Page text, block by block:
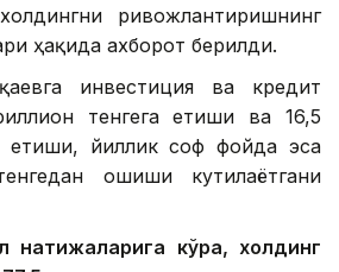
ривожлантиришнинг
ҳақида ахборот берилди.
инвестиция ва кредит
тенгега етиши ва 16,5
етиши, йиллик соф фойда эса
ошиши кутилаётгани
кўра, холдинг